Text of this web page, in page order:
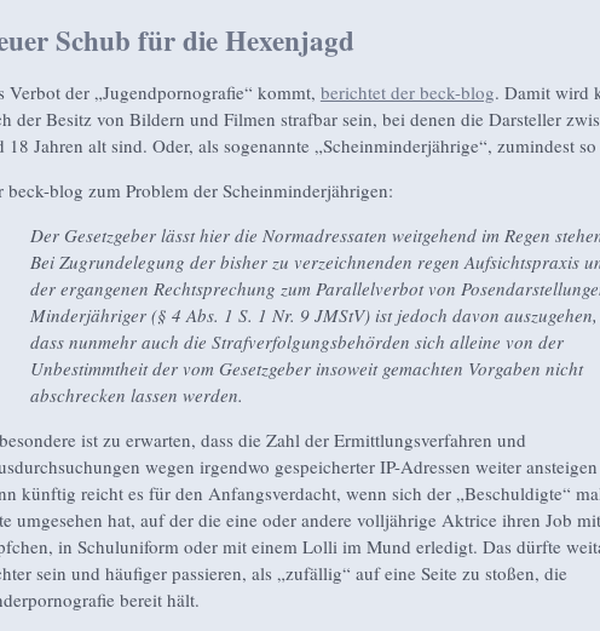
Schub für die Hexenjagd
Verbot der „Jugendpornografie“ kommt, berichtet der beck-blog. Damit wird
der Besitz von Bildern und Filmen strafbar sein, bei denen die Darsteller
18 Jahren alt sind. Oder, als sogenannte „Scheinminderjährige“, zumindest
beck-blog zum Problem der Scheinminderjährigen:
Der Gesetzgeber lässt hier die Normadressaten weitgehend im Regen
Bei Zugrundelegung der bisher zu verzeichnenden regen Aufsichtspraxis
der ergangenen Rechtsprechung zum Parallelverbot von
Minderjähriger (§ 4 Abs. 1 S. 1 Nr. 9 JMStV) ist jedoch davon auszugehen,
dass nunmehr auch die Strafverfolgungsbehörden sich alleine von der
Unbestimmtheit der vom Gesetzgeber insoweit gemachten Vorgaben nicht
abschrecken lassen werden.
ist zu erwarten, dass die Zahl der Ermittlungsverfahren und
wegen irgendwo gespeicherter IP-Adressen weiter
künftig reicht es für den Anfangsverdacht, wenn sich der „Beschuldigte“
umgesehen hat, auf der die eine oder andere volljährige Aktrice ihren Job
in Schuluniform oder mit einem Lolli im Mund erledigt. Das dürfte
sein und häufiger passieren, als „zufällig“ auf eine Seite zu stoßen, die
bereit hält.